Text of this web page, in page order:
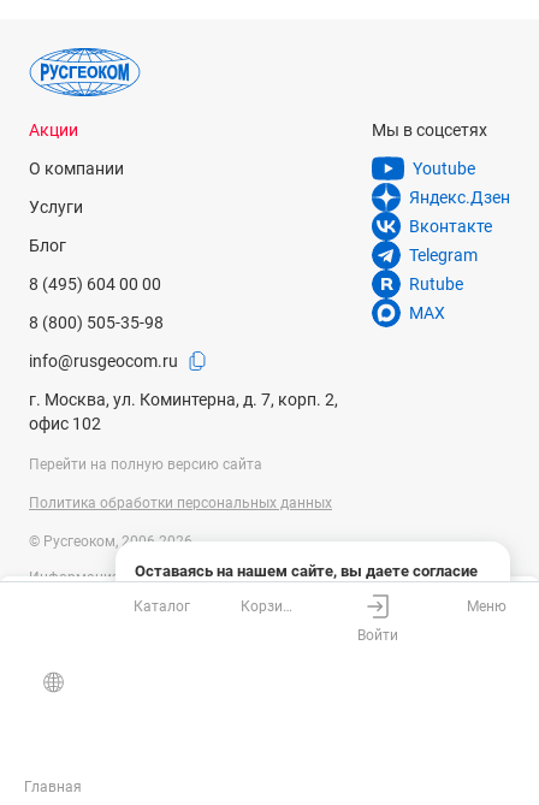
Оставаясь на нашем сайте, вы даете согласие
на использование файлов cookies и сбор данных
системами веб-аналитики
Акции
О компании
Услуги
Блог
8 (495) 604 00 00
8 (800) 505-35-98
info@rusgeocom.ru
г. Москва, ул. Коминтерна, д. 7, корп. 2,
офис 102
Мы в соцсетях
Youtube
Яндекс.Дзен
Вконтакте
Telegram
Rutube
MAX
Перейти на полную версию сайта
Политика обработки персональных данных
© Русгеоком, 2006-2026
Информация на сайте носит справочный характер и не является
публичной офертой, определяемой положениями Статьи 437
Гражданского кодекса Российской Федерации. Технические
изменены производителем без предварительного уведомления.
Уточняйте информацию у наших менеджеров.
Главная
Каталог
Корзина
Войти
Меню